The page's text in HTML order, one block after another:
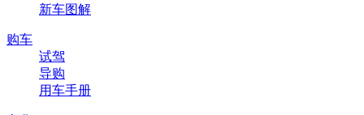
新车图解
购车
试驾
导购
用车手册